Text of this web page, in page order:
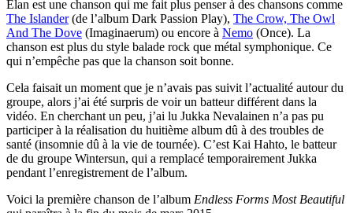
Élan est une chanson qui me fait plus penser à des chansons comme
The Islander(de l’album Dark Passion Play), The Crow, The Owl
And The Dove (Imaginaerum) ou encore à Nemo (Once). La
chanson est plus du style balade rock que métal symphonique. Ce
qui n’empêche pas que la chanson soit bonne.
Cela faisait un moment que je n’avais pas suivit l’actualité autour du
groupe, alors j’ai été surpris de voir un batteur différent dans la
vidéo. En cherchant un peu, j’ai lu Jukka Nevalainen n’a pas pu
participer à la réalisation du huitième album dû à des troubles de
santé (insomnie dû à la vie de tournée). C’est Kai Hahto, le batteur
de du groupe Wintersun, qui a remplacé temporairement Jukka
pendant l’enregistrement de l’album.
Voici la première chanson de l’album Endless Forms Most Beautiful